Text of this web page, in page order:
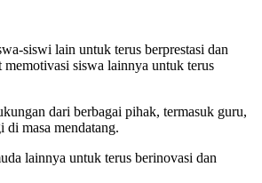
siswi lain untuk terus berprestasi dan
memotivasi siswa lainnya untuk terus
dari berbagai pihak, termasuk guru,
masa mendatang.
lainnya untuk terus berinovasi dan